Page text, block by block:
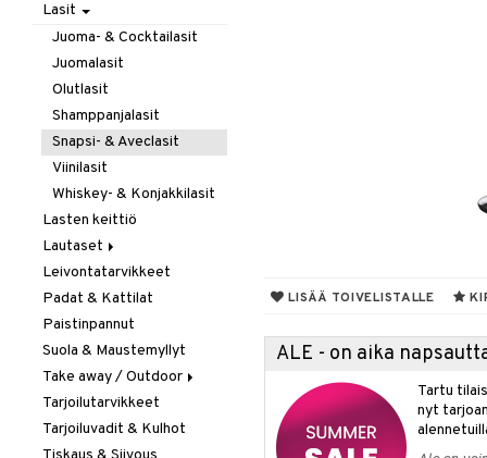
LISÄÄ TOIVELISTALLE
ALE - on aika
Tartu
nyt
Leivänpaahtimet
Mixerit &
Sähkövatkaimet
Muut koneet
Vedenkeittimet
Lasit
Juoma- & Cocktailasit
Juomalasit
Olutlasit
Shamppanjalasit
Snapsi- & Aveclasit
Viinilasit
Whiskey- & Konjakkilasit
Lasten keittiö
Lautaset
Asetit
Ruokalautaset
Syvät lautaset
Leivontatarvikkeet
Padat & Kattilat
Paistinpannut
Suola & Maustemyllyt
Take away / Outdoor
Eväslaatikot
Pullot
Tarjoilutarvikkeet
Tarjoiluvadit & Kulhot